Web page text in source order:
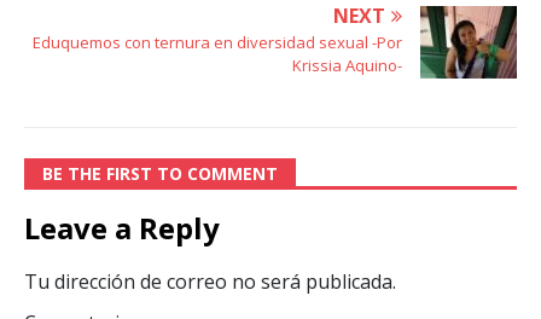
NEXT
Eduquemos con ternura en diversidad sexual -Por
Krissia Aquino-
BE THE FIRST TO COMMENT
Leave a Reply
Tu dirección de correo no será publicada.